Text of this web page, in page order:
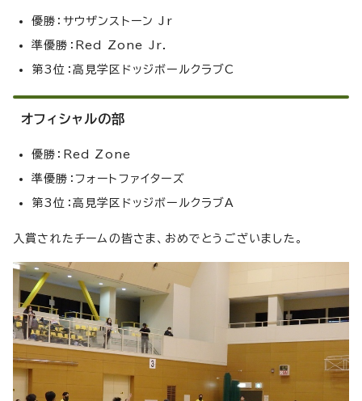
優勝：サウザンストーン Jr
準優勝：Red Zone Jr.
第3位：高見学区ドッジボールクラブC
オフィシャルの部
優勝：Red Zone
準優勝：フォートファイターズ
第3位：高見学区ドッジボールクラブA
入賞されたチームの皆さま、おめでとうございました。